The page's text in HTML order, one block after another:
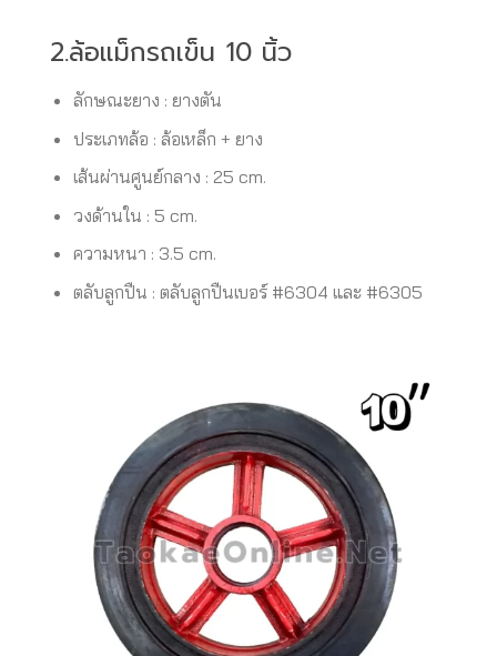
2.ล้อแม็กรถเข็น 10 นิ้ว
ลักษณะยาง : ยางตัน
ประเภทล้อ : ล้อเหล็ก + ยาง
เส้นผ่านศูนย์กลาง : 25 cm.
วงด้านใน : 5 cm.
ความหนา : 3.5 cm.
ตลับลูกปืน : ตลับลูกปืนเบอร์ #6304 และ #6305